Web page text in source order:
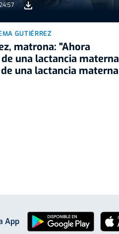
GUTIÉRREZ
matrona: "Ahora
una lactancia materna
una lactancia materna
App